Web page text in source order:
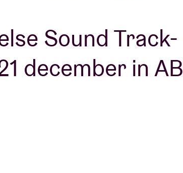
Contact
Sound Track-
december in AB